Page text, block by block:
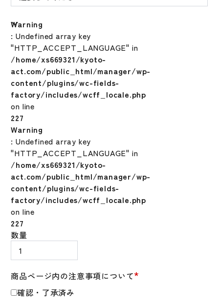
商品ページ内の注意事項について*
確認・了承済み
Warning
: Undefined array key
"HTTP_ACCEPT_LANGUAGE" in
/home/xs669321/kyoto-
act.com/public_html/manager/wp-
content/plugins/wc-fields-
factory/includes/wcff_locale.php
on line
227
数量
野
ミ
ズ
ノ
少
Warning
: Undefined array key
"HTTP_ACCEPT_LANGUAGE" in
/home/xs669321/kyoto-
act.com/public_html/manager/wp-
content/plugins/wc-fields-
factory/includes/wcff_locale.php
on line
227